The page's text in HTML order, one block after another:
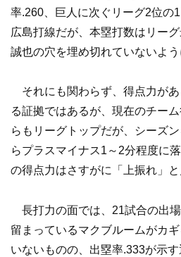
率.260、巨人に次ぐリーグ2位の
広島打線だが、本塁打数はリー
誠也の穴を埋め切れていないよう
それにも関わらず、得点力が
る証拠ではあるが、現在のチー
らもリーグトップだが、シーズ
らプラスマイナス1～2分程度に
の得点力はさすがに「上振れ」と
長打力の面では、21試合の出
留まっているマクブルームがカ
いないものの、出塁率.333が示